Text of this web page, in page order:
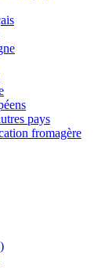
pays
fromagère